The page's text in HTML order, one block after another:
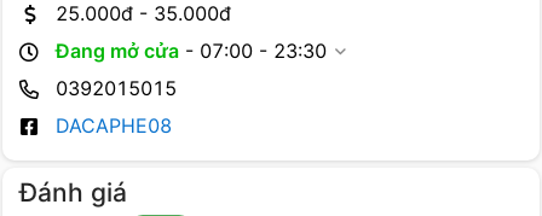
Đánh giá
25.000đ - 35.000đ
Đang mở cửa - 07:00 - 23:30
0392015015
DACAPHE08